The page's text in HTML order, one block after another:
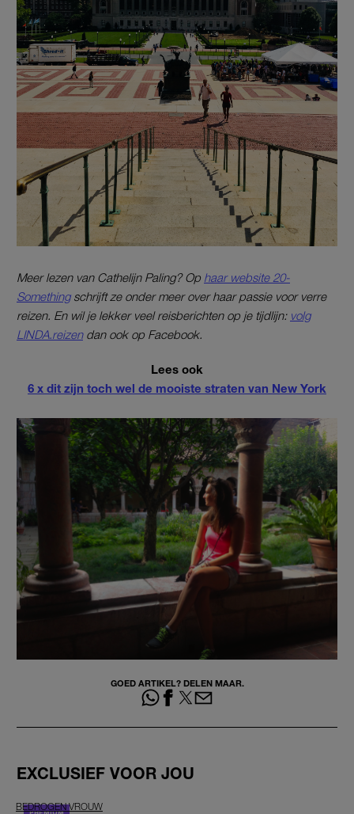
Meer lezen van Cathelijn Paling? Op haar website 20-
Somethingschrijft ze onder meer over haar passie voor verre
reizen. En wil je lekker veel reisberichten op je tijdlijn: volg
LINDA.reizendan ook op Facebook.
Lees ook
6 x dit zijn toch wel de mooiste straten van New York
GOED ARTIKEL? DELEN MAAR.
EXCLUSIEF VOOR JOU
BEDROGEN VROUW